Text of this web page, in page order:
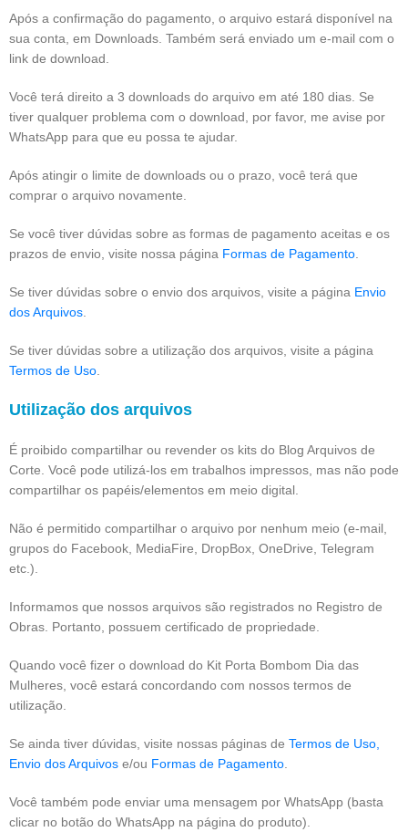
Após a confirmação do pagamento, o arquivo estará disponível na
sua conta, em Downloads. Também será enviado um e-mail com o
link de download.
Você terá direito a 3 downloads do arquivo em até 180 dias. Se
tiver qualquer problema com o download, por favor, me avise por
WhatsApp para que eu possa te ajudar.
Após atingir o limite de downloads ou o prazo, você terá que
comprar o arquivo novamente.
Se você tiver dúvidas sobre as formas de pagamento aceitas e os
prazos de envio, visite nossa página Formas de Pagamento
Se tiver dúvidas sobre o envio dos arquivos, visite a página Envio
dos Arquivos
Se tiver dúvidas sobre a utilização dos arquivos, visite a página
Termos de Uso
Utilização dos arquivos
É proibido compartilhar ou revender os kits do Blog Arquivos de
Corte. Você pode utilizá-los em trabalhos impressos, mas não pode
compartilhar os papéis/elementos em meio digital.
Não é permitido compartilhar o arquivo por nenhum meio (e-mail,
grupos do Facebook, MediaFire, DropBox, OneDrive, Telegram
etc.).
Informamos que nossos arquivos são registrados no Registro de
Obras. Portanto, possuem certificado de propriedade.
Quando você fizer o download do Kit Porta Bombom Dia das
Mulheres, você estará concordando com nossos termos de
utilização.
Se ainda tiver dúvidas, visite nossas páginas de Termos de Uso,
Envio dos Arquivos e/ou Formas de Pagamento
Você também pode enviar uma mensagem por WhatsApp (basta
clicar no botão do WhatsApp na página do produto).